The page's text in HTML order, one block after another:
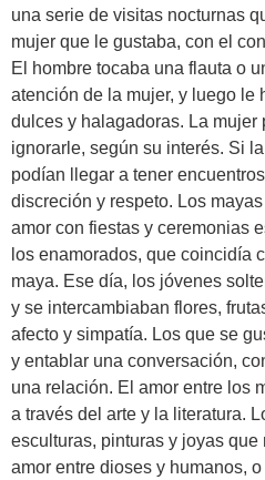
una serie de visitas nocturnas
mujer que le gustaba, con el
El hombre tocaba una flauta o
atención de la mujer, y luego le
dulces y halagadoras. La mujer
ignorarle, según su interés. Si
podían llegar a tener
discreción y respeto. Los
amor con fiestas y ceremonias
los enamorados, que coincidía
maya. Ese día, los jóvenes
y se intercambiaban flores,
afecto y simpatía. Los que se
y entablar una conversación,
una relación. El amor entre los
a través del arte y la literatura.
esculturas, pinturas y joyas
amor entre dioses y humanos,